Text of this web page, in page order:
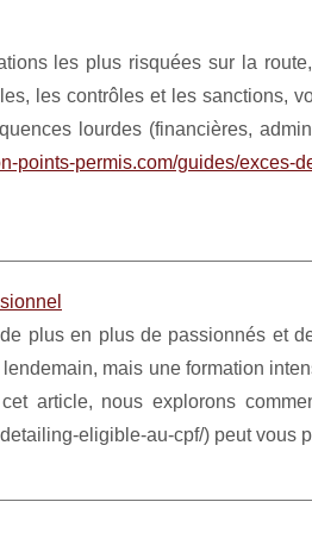
les plus risquées sur la
les contrôles et les sanctions,
lourdes (financières,
points-permis.com/guides/exces-
plus en plus de passionnés et
mais une formation
article, nous explorons
eligible-au-cpf/) peut vous